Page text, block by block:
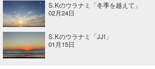
S.Kのウラナミ「冬季を越えて」
02月24日
S.Kのウラナミ「JJI」
01月15日